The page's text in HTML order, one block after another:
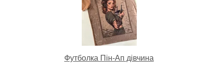
Футболка Пін-Ап дівчина